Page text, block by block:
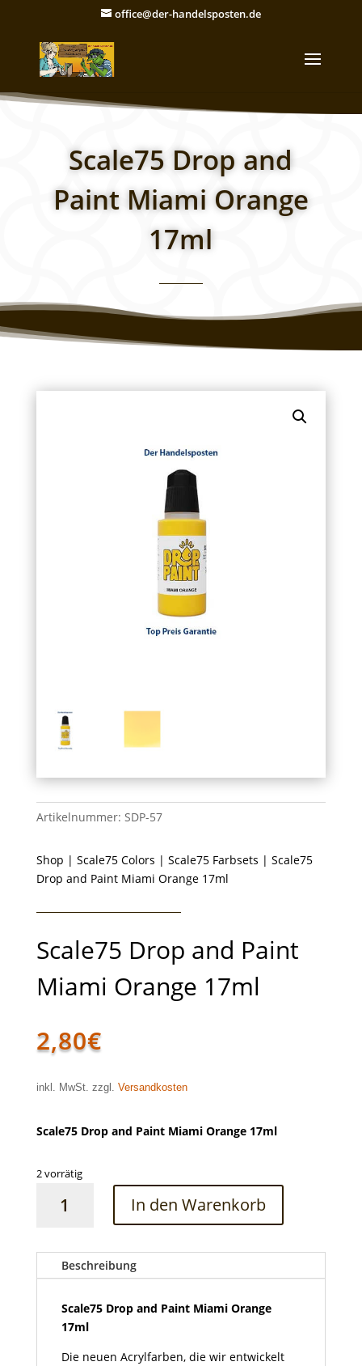
office@der-handelsposten.de
Scale75 Drop and
Paint Miami Orange
17ml
Artikelnummer: SDP-57
Shop | Scale75 Colors | Scale75 Farbsets | Scale75
Drop and Paint Miami Orange 17ml
Scale75 Drop and Paint
Miami Orange 17ml
2,80€
inkl. MwSt. zzgl. Versandkosten
Scale75 Drop and Paint Miami Orange 17ml
2 vorrätig
Miami
Orange
17ml
Menge
In den Warenkorb
Beschreibung
Scale75 Drop and Paint Miami Orange
17ml
Die neuen Acrylfarben, die wir entwickelt